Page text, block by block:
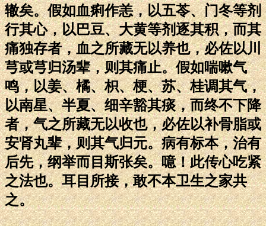
辙矣。假如血痢作恙，以五苓、门冬等剂
行其心，以巴豆、大黄等剂逐其积，而其
痛独存者，血之所藏无以养也，必佐以川
芎或芎归汤辈，则其痛止。假如喘嗽气
鸣，以姜、橘、枳、梗、苏、桂调其气，
以南星、半夏、细辛豁其痰，而终不下降
者，气之所藏无以收也，必佐以补骨脂或
安肾丸辈，则其气归元。病有标本，治有
后先，纲举而目斯张矣。噫！此传心吃紧
之法也。耳目所接，敢不本卫生之家共
之。